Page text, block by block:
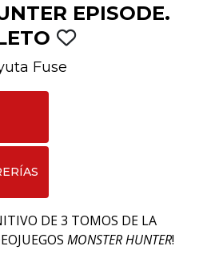
EPISODE.
Fuse
DE 3 TOMOS DE LA
MONSTER HUNTER!